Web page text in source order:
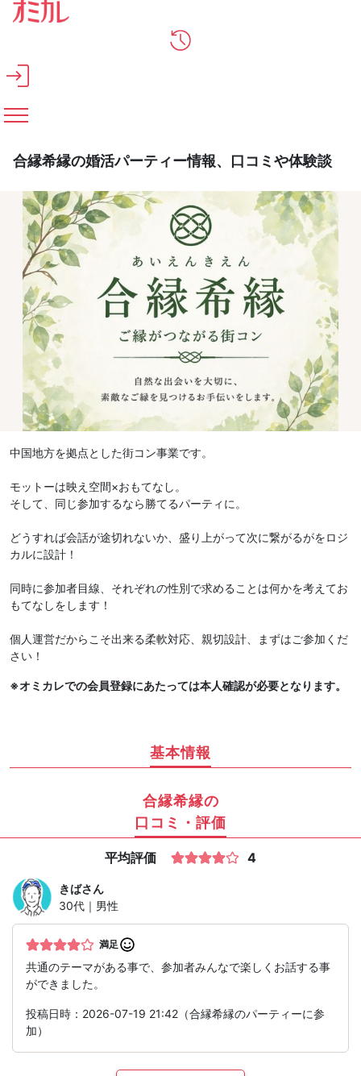
メインコンテンツへスキップ
合縁希縁の婚活パーティー情報、口コミや体験談
中国地方を拠点とした街コン事業です。
モットーは映え空間×おもてなし。
そして、同じ参加するなら勝てるパーティに。
どうすれば会話が途切れないか、盛り上がって次に繋がるがをロジ
カルに設計！
同時に参加者目線、それぞれの性別で求めることは何かを考えてお
もてなしをします！
個人運営だからこそ出来る柔軟対応、親切設計、まずはご参加くだ
さい！
※オミカレでの会員登録にあたっては本人確認が必要となります。
基本情報
合縁希縁の
口コミ・評価
平均評価 4
きばさん
30代｜男性
満足
共通のテーマがある事で、参加者みんなで楽しくお話する事
ができました。
投稿日時：2026-07-19 21:42（合縁希縁のパーティーに参
加）